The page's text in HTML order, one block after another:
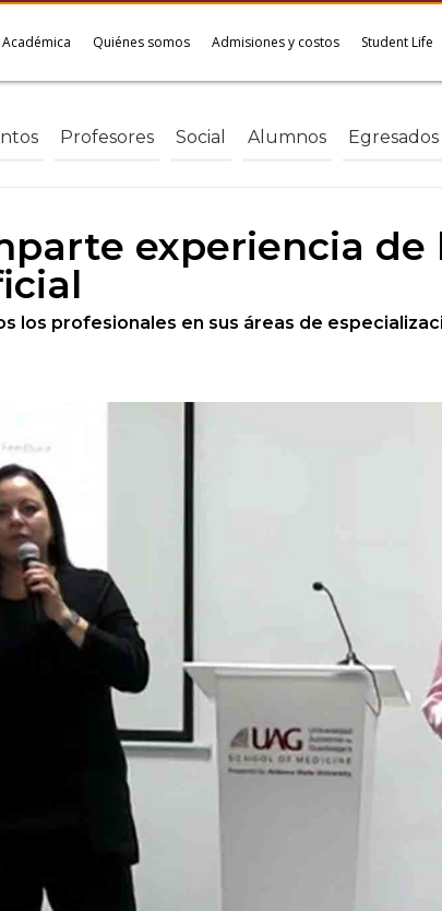
Quiénes somos Admisiones y costos Student Life
Profesores Social Alumnos Egresados
experiencia
los profesionales en sus áreas de